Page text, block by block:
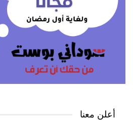
أعلن معنا